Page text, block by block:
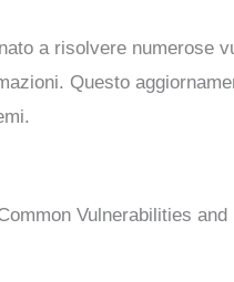
a risolvere numerose
Questo
Vulnerabilities